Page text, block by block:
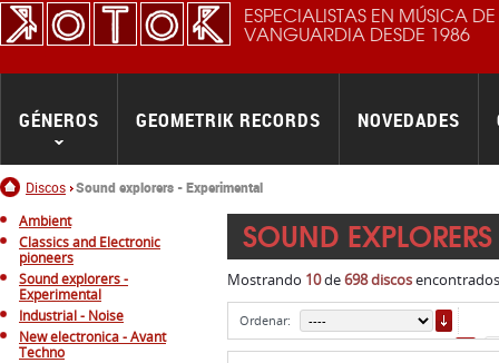
ESPECIALISTAS EN MÚSICA DE
VANGUARDIA DESDE 1986
Inicio
Discos Sound explorers - Experimental
GÉNEROS GEOMETRIK RECORDS NOVEDADES
Ambient
Classics and Electronic
pioneers
Sound explorers -
Experimental
Industrial - Noise
New electronica - Avant
Techno
SOUND
Mostrando 10de698 discos
Ordenar:
6